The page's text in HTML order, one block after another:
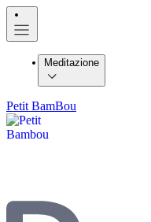
Meditazione
Petit BamBou